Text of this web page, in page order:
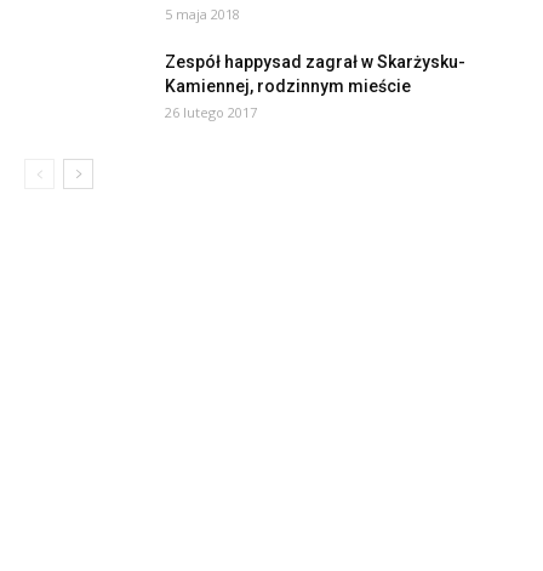
5 maja 2018
Zespół happysad zagrał w Skarżysku-
Kamiennej, rodzinnym mieście
26 lutego 2017